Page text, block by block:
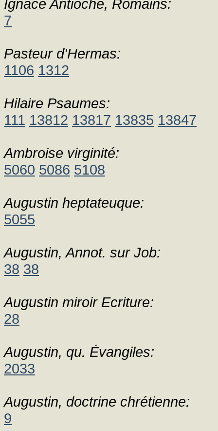
Ignace Antioche, Romains:
7
Pasteur d'Hermas:
1106 1312
Hilaire Psaumes:
111 13812 13817 13835 13847
Ambroise virginité:
5060 5086 5108
Augustin heptateuque:
5055
Augustin, Annot. sur Job:
38 38
Augustin miroir Ecriture:
28
Augustin, qu. Évangiles:
2033
Augustin, doctrine chrétienne:
9